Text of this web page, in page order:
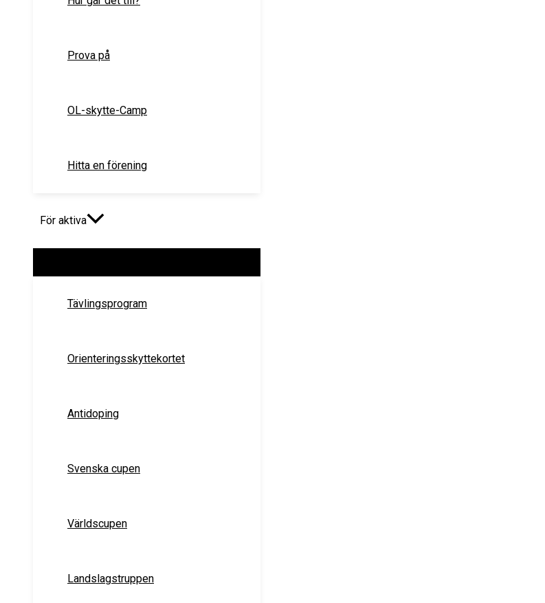
Prova på
OL-skytte-Camp
Hitta en förening
För aktiva
Tävlingsprogram
Orienteringsskyttekortet
Antidoping
Svenska cupen
Världscupen
Landslagstruppen